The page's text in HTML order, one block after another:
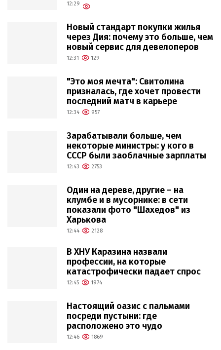
12:29
Новый стандарт покупки жилья
через Дия: почему это больше, чем
новый сервис для девелоперов
12:31 129
"Это моя мечта": Свитолина
призналась, где хочет провести
последний матч в карьере
12:34 957
Зарабатывали больше, чем
некоторые министры: у кого в
СССР были заоблачные зарплаты
12:43 2753
Один на дереве, другие – на
клумбе и в мусорнике: в сети
показали фото "Шахедов" из
Харькова
12:44 2128
В ХНУ Каразина назвали
профессии, на которые
катастрофически падает спрос
12:45 1974
Настоящий оазис с пальмами
посреди пустыни: где
расположено это чудо
12:46 1869